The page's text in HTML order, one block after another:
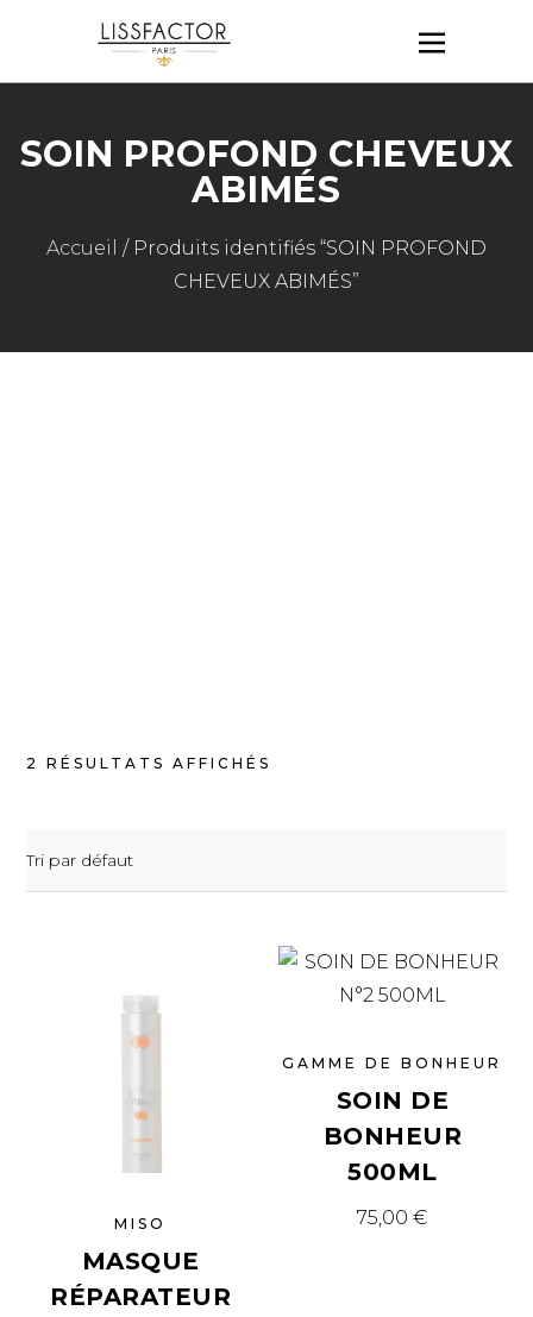
SOIN PROFOND CHEVEUX
ABIMÉS
Accueil / Produits identifiés “SOIN PROFOND
CHEVEUX ABIMÉS”
2 RÉSULTATS AFFICHÉS
Tri par défaut
MISO
MASQUE
RÉPARATEUR
GAMME DE BONHEUR
SOIN DE
BONHEUR
500ML
75,00€